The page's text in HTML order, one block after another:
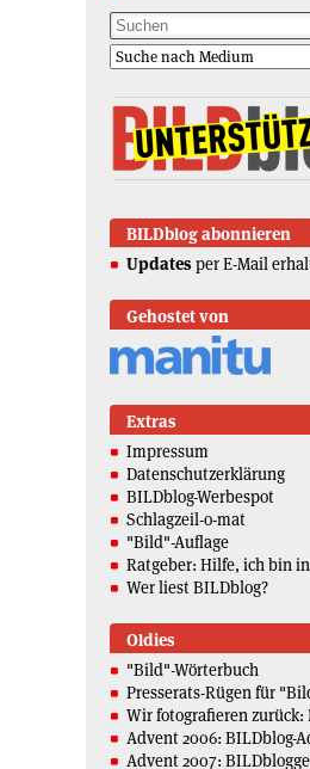
BILDblog abonnieren
Updates per E-Mail
Gehostet von
Extras
Impressum
Datenschutzerklärung
BILDblog-Werbespot
Schlagzeil-o-mat
"Bild"-Auflage
Ratgeber: Hilfe, ich bin
Wer liest BILDblog?
Oldies
"Bild"-Wörterbuch
Presserats-Rügen für
Wir fotografieren zurück:
Advent 2006: BILDblog-
Advent 2007: